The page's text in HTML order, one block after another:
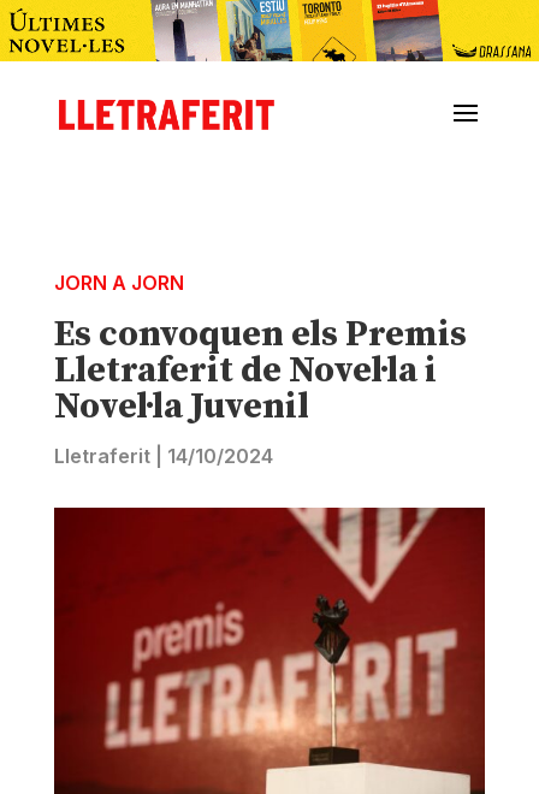
JORN A JORN
Es convoquen els Premis
Lletraferit de Novel·la i
Novel·la Juvenil
Lletraferit| 14/10/2024